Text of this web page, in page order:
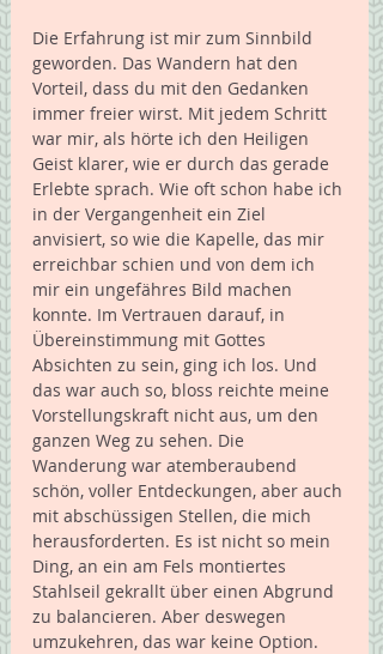
Die Erfahrung ist mir zum Sinnbild
geworden. Das Wandern hat den
Vorteil, dass du mit den Gedanken
immer freier wirst. Mit jedem Schritt
war mir, als hörte ich den Heiligen
Geist klarer, wie er durch das gerade
Erlebte sprach. Wie oft schon habe ich
in der Vergangenheit ein Ziel
anvisiert, so wie die Kapelle, das mir
erreichbar schien und von dem ich
mir ein ungefähres Bild machen
konnte. Im Vertrauen darauf, in
Übereinstimmung mit Gottes
Absichten zu sein, ging ich los. Und
das war auch so, bloss reichte meine
Vorstellungskraft nicht aus, um den
ganzen Weg zu sehen. Die
Wanderung war atemberaubend
schön, voller Entdeckungen, aber auch
mit abschüssigen Stellen, die mich
herausforderten. Es ist nicht so mein
Ding, an ein am Fels montiertes
Stahlseil gekrallt über einen Abgrund
zu balancieren. Aber deswegen
umzukehren, das war keine Option.